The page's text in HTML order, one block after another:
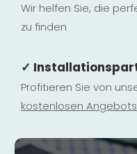
Wir helfen Sie, die
zu finden
✓
Profitieren Sie von
kostenlosen Ange